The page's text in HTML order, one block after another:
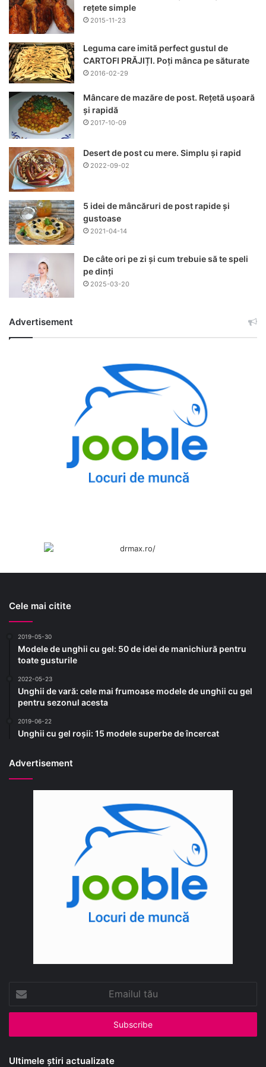
rețete simple
2015-11-23
Leguma care imită perfect gustul de
CARTOFI PRĂJIȚI. Poți mânca pe săturate
2016-02-29
Mâncare de mazăre de post. Rețetă ușoară
și rapidă
2017-10-09
Desert de post cu mere. Simplu și rapid
2022-09-02
5 idei de mâncăruri de post rapide și
gustoase
2021-04-14
De câte ori pe zi și cum trebuie să te speli
pe dinți
2025-03-20
Advertisement
Cele mai citite
2019-05-30
Modele de unghii cu gel: 50 de idei de manichiură pentru
toate gusturile
2022-05-23
Unghii de vară: cele mai frumoase modele de unghii cu gel
pentru sezonul acesta
2019-06-22
Unghii cu gel roșii: 15 modele superbe de încercat
Advertisement
Emailul
tău
Ultimele știri actualizate